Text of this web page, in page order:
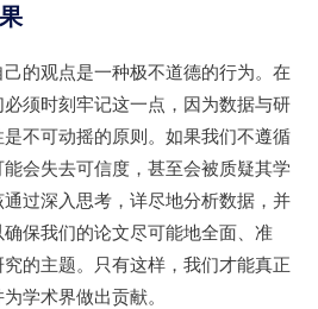
的观点是一种极不道德的行为。在
须时刻牢记这一点，因为数据与研
不可动摇的原则。如果我们不遵循
会失去可信度，甚至会被质疑其学
过深入思考，详尽地分析数据，并
保我们的论文尽可能地全面、准
的主题。只有这样，我们才能真正
学术界做出贡献。